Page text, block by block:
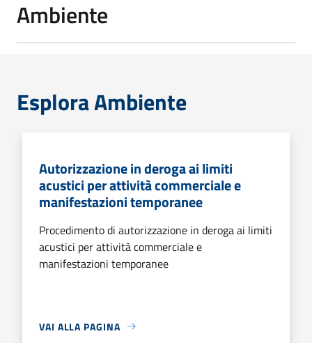
Ambiente
Esplora Ambiente
Autorizzazione in deroga ai limiti
acustici per attività commerciale e
manifestazioni temporanee
Procedimento di autorizzazione in deroga ai limiti
acustici per attività commerciale e
manifestazioni temporanee
VAI ALLA PAGINA